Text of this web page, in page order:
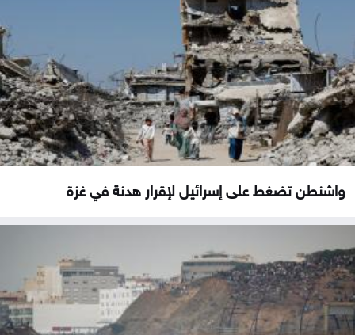
واشنطن تضغط على إسرائيل لإقرار هدنة في غزة